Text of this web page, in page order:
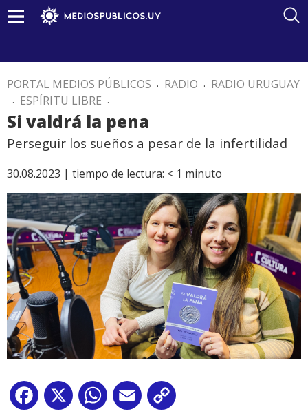
PORTAL MEDIOS PÚBLICOS . RADIO . RADIO URUGUAY
. ESPÍRITU LIBRE .
Si valdrá la pena
Perseguir los sueños a pesar de la infertilidad
30.08.2023 | tiempo de lectura: < 1 minuto
Facebook
X WhatsApp
Email